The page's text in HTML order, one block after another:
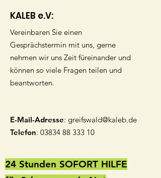
KALEB e.V:
Vereinbaren Sie einen
Gesprächstermin mit uns, gerne
nehmen wir uns Zeit füreinander und
können so viele Fragen teilen und
beantworten.
E-Mail-Adresse: greifswald@kaleb.de
Telefon: 03834 88 333 10
24 Stunden SOFORT HILFE